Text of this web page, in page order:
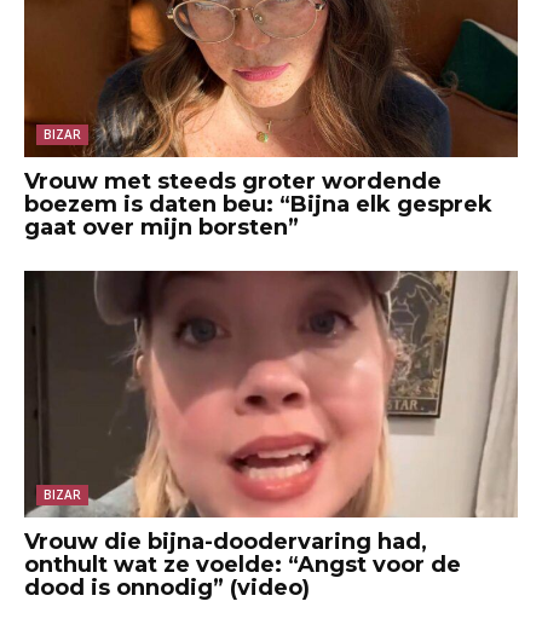
BIZAR
Vrouw met steeds groter wordende
boezem is daten beu: “Bijna elk gesprek
gaat over mijn borsten”
BIZAR
Vrouw die bijna-doodervaring had,
onthult wat ze voelde: “Angst voor de
dood is onnodig” (video)